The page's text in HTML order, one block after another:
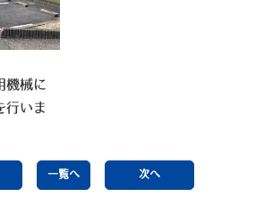
機械に
行いま
一覧へ 次へ